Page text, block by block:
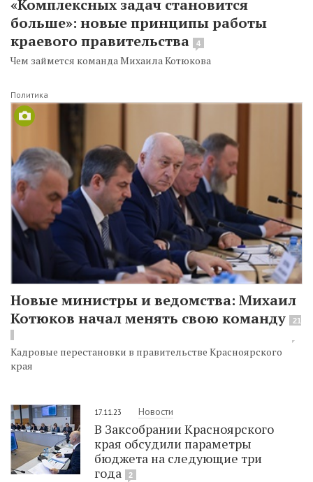
«Комплексных задач становится
больше»: новые принципы работы
краевого правительства
4
Чем займется команда Михаила Котюкова
Политика
Новые министры и ведомства: Михаил
Котюков начал менять свою команду
21
Кадровые перестановки в правительстве Красноярского
края
17.11.23 Новости
В Заксобрании Красноярского
края обсудили параметры
бюджета на следующие три
года
2